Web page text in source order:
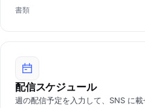
書類
配信スケジュール
週の配信予定を入力して、SNS に